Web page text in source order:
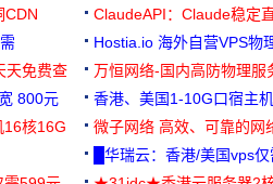
CDN ClaudeAPI：Claude稳定
Hostia.io 海外自营VPS物
天免费查
万恒网络-国内高防物理服
99元/月起
800元 香港、美国1-10G口宿主
16核16G
微子网络 高效、可靠的网
█华瑞云：香港/美国vps仅